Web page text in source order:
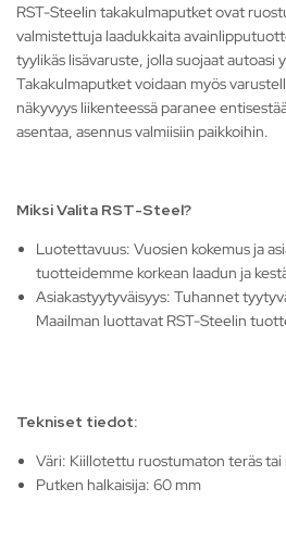
RST-Steelin takakulmaputket ovat
valmistettuja laadukkaita
tyylikäs lisävaruste, jolla suojaat autoasi
Takakulmaputket voidaan myös
näkyvyys liikenteessä paranee
asentaa, asennus valmiisiin paikkoihin.
Miksi Valita RST-Steel?
Luotettavuus: Vuosien kokemus ja
tuotteidemme korkean laadun ja
Asiakastyytyväisyys: Tuhannet
Maailman luottavat RST-Steelin
Tekniset tiedot:
Väri: Kiillotettu ruostumaton teräs tai
Putken halkaisija: 60 mm